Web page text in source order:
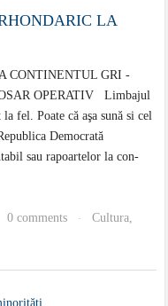
LA
CONTINENTUL GRI -
OPERATIV Limbajul
fel. Poate că aşa sună si cel
Democrată
sau rapoartelor la con­
0 comments · Cultura,